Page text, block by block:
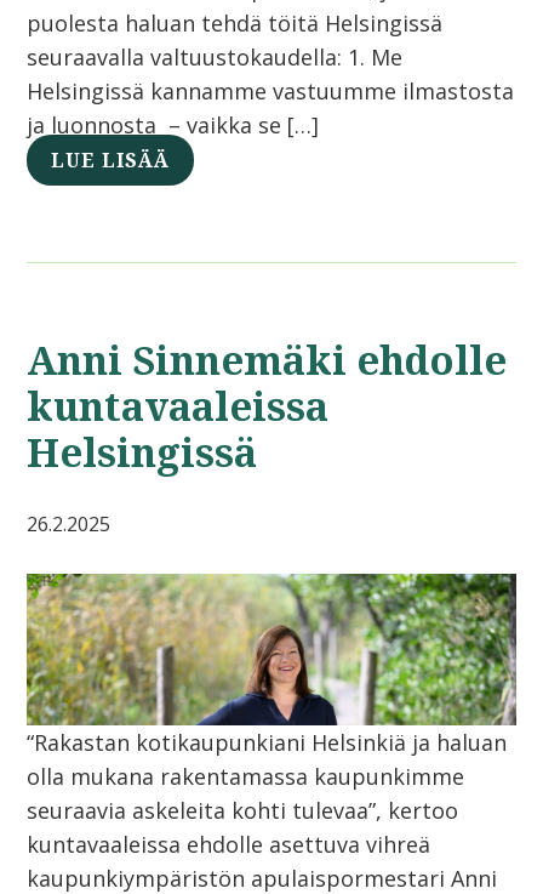
puolesta haluan tehdä töitä Helsingissä
seuraavalla valtuustokaudella: 1. Me
Helsingissä kannamme vastuumme ilmastosta
ja luonnosta – vaikka se […]
LUE LISÄÄ
Anni Sinnemäki ehdolle
kuntavaaleissa
Helsingissä
26.2.2025
“Rakastan kotikaupunkiani Helsinkiä ja haluan
olla mukana rakentamassa kaupunkimme
seuraavia askeleita kohti tulevaa”, kertoo
kuntavaaleissa ehdolle asettuva vihreä
kaupunkiympäristön apulaispormestari Anni